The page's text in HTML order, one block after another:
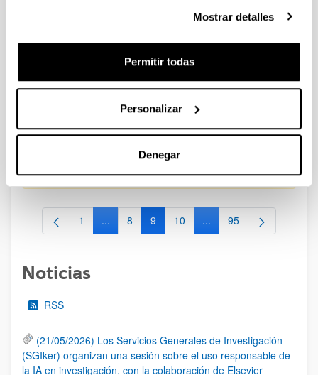
Mostrar detalles
Permitir todas
Personalizar
Denegar
predoctorales del Gobierno Vasco [EGONLABUR] 2026
Se ha publicado la convocatoria
CONVOCATORIA PARA LA CONTRATACIÓN DE
PERSONAL INVESTIGADOR EN FORMACIÓN EN LA EHU
GRUPO/PROYECTO DE INVESTIGACIÓN 2025-II
Plazo de presentación cerrado: 15/10/2025 - 23/10/2025
19/01/2026. Resolución definitiva de adjudicados y excluidos.
Página
1 ...Páginas intermedias Use TAB para
Página
8 Página
9 Página
10 ...Páginas intermedias
Página
95
Noticias
RSS
(21/05/2026) Los Servicios Generales de Investigación
(SGIker) organizan una sesión sobre el uso responsable de
la IA en investigación, con la colaboración de Elsevier